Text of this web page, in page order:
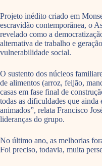
Projeto inédito criado em
escravidão contemporânea, o
revelado como a
alternativa de trabalho e
vulnerabilidade social.
O sustento dos núcleos
de alimentos (arroz, feijão,
casas em fase final de
todas as dificuldades que ainda
animados”, relata Francisco
lideranças do grupo.
No último ano, as melhorias
Foi preciso, todavia, muita